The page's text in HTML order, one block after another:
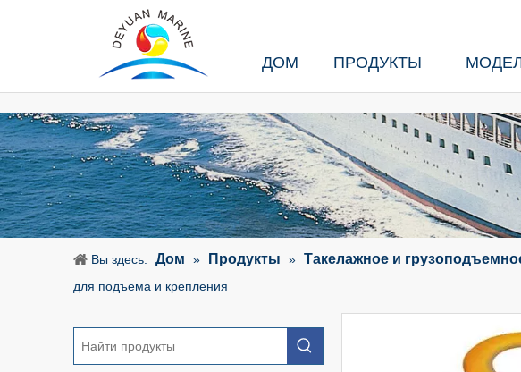
ДОМ ПРОДУКТЫ
Вы здесь: Дом » Продукты » Такелажное и
для подъема и крепления